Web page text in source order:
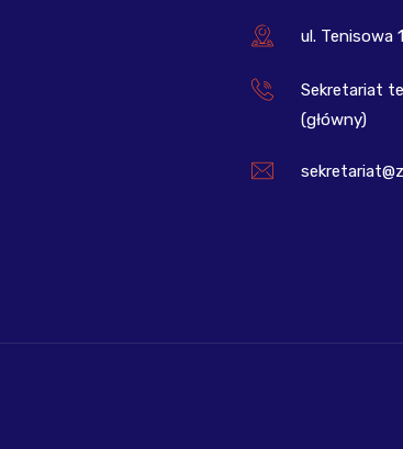
ul. Tenisowa
Sekretariat
(główny)